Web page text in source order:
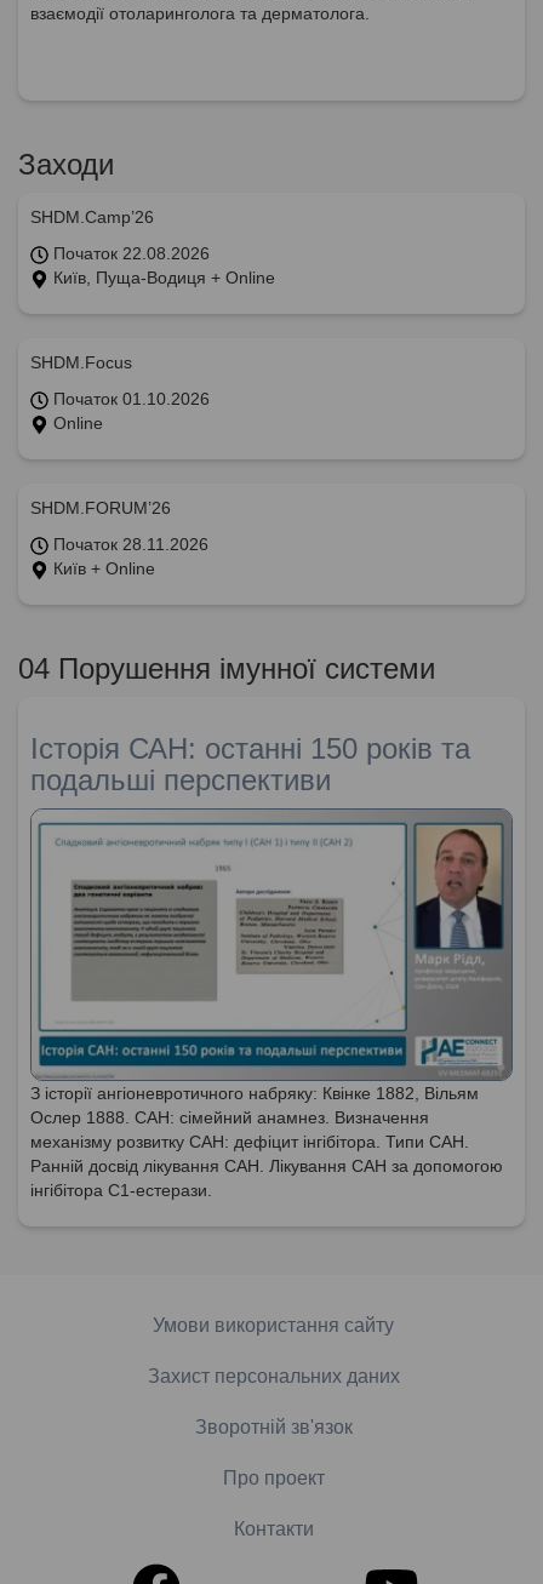
взаємодії отоларинголога та дерматолога.
Заходи
SHDM.Camp’26
Початок 22.08.2026
Київ, Пуща-Водиця + Online
SHDM.Focus
Початок 01.10.2026
Online
SHDM.FORUM’26
Початок 28.11.2026
Київ + Online
04 Порушення імунної системи
Історія САН: останні 150 років та
подальші перспективи
З історії ангіоневротичного набряку: Квінке 1882, Вільям
Ослер 1888. САН: сімейний анамнез. Визначення
механізму розвитку САН: дефіцит інгібітора. Типи САН.
Ранній досвід лікування САН. Лікування САН за допомогою
інгібітора С1-естерази.
Умови використання сайту
Захист персональних даних
Зворотній зв'язок
Про проект
Контакти